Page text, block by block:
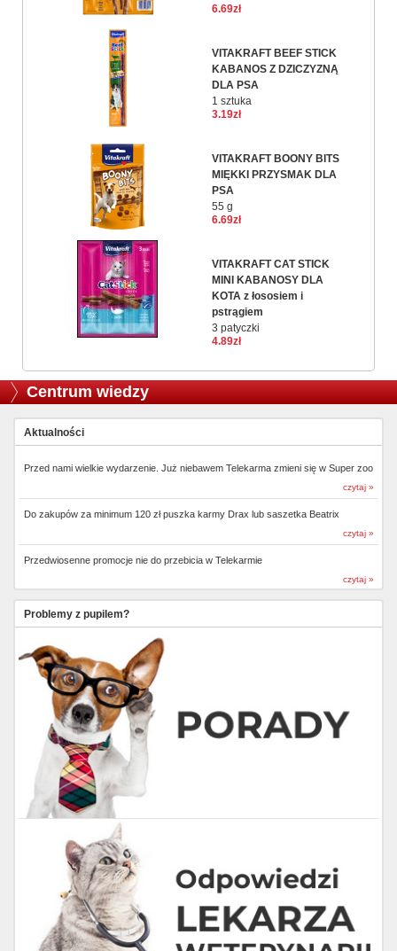
6.69zł
VITAKRAFT BEEF STICK
KABANOS Z DZICZYZNĄ
DLA PSA
1 sztuka
3.19zł
VITAKRAFT BOONY BITS
MIĘKKI PRZYSMAK DLA
PSA
55 g
6.69zł
VITAKRAFT CAT STICK
MINI KABANOSY DLA
KOTA z łososiem i
pstrągiem
3 patyczki
4.89zł
Centrum wiedzy
Aktualności
Przed nami wielkie wydarzenie. Już niebawem Telekarma zmieni się w Super zoo
czytaj »
Do zakupów za minimum 120 zł puszka karmy Drax lub saszetka Beatrix
czytaj »
Przedwiosenne promocje nie do przebicia w Telekarmie
czytaj »
Problemy z pupilem?